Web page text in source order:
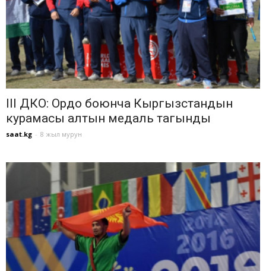
III ДКО: Ордо боюнча Кыргызстандын
курамасы алтын медаль тагынды
saat.kg - 8 жыл мурун